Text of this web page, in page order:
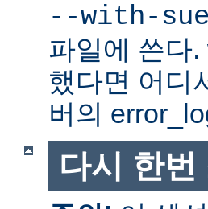
--with-
파일에 쓴다
했다면 어디
버의
다시 한